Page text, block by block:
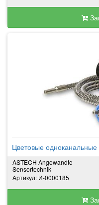
Цветовые
ASTECH Angewandte
Sensortechnik
Артикул: И-0000185